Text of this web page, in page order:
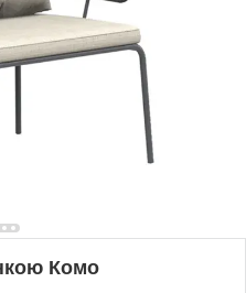
Комо